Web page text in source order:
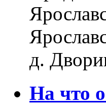
д.
На что